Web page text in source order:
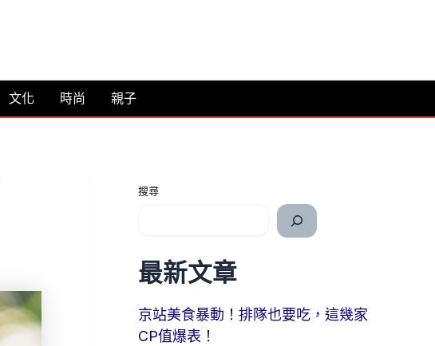
文化 時尚 親子
搜尋
最新文章
京站美食暴動！排隊也要吃，這幾家
CP值爆表！